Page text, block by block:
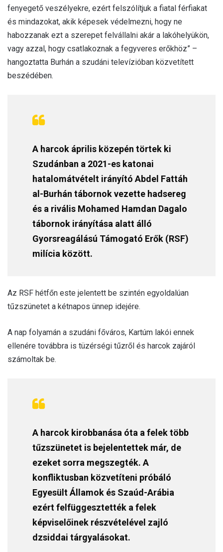
fenyegető veszélyekre, ezért felszólítjuk a fiatal férfiakat
és mindazokat, akik képesek védelmezni, hogy ne
habozzanak ezt a szerepet felvállalni akár a lakóhelyükön,
vagy azzal, hogy csatlakoznak a fegyveres erőkhöz” –
hangoztatta Burhán a szudáni televízióban közvetített
beszédében.
A harcok április közepén törtek ki
Szudánban a 2021-es katonai
hatalomátvételt irányító Abdel Fattáh
al-Burhán tábornok vezette hadsereg
és a rivális Mohamed Hamdan Dagalo
tábornok irányítása alatt álló
Gyorsreagálású Támogató Erők (RSF)
milícia között.
Az RSF hétfőn este jelentett be szintén egyoldalúan
tűzszünetet a kétnapos ünnep idejére.
A nap folyamán a szudáni főváros, Kartúm lakói ennek
ellenére továbbra is tüzérségi tűzről és harcok zajáról
számoltak be.
A harcok kirobbanása óta a felek több
tűzszünetet is bejelentettek már, de
ezeket sorra megszegték. A
konfliktusban közvetíteni próbáló
Egyesült Államok és Szaúd-Arábia
ezért felfüggesztették a felek
képviselőinek részvételével zajló
dzsiddai tárgyalásokat.